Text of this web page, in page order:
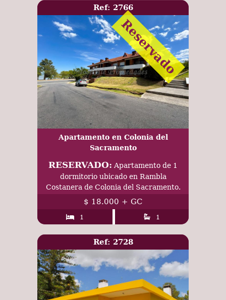
Ref: 2766
Reservado
Apartamento en Colonia del
Sacramento
RESERVADO: Apartamento de 1
dormitorio ubicado en Rambla
Costanera de Colonia del Sacramento.
$ 18.000 + GC
1 1
Ref: 2728